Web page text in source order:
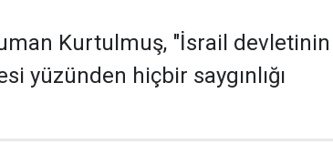
Kurtulmuş, "İsrail devletinin
yüzünden hiçbir saygınlığı